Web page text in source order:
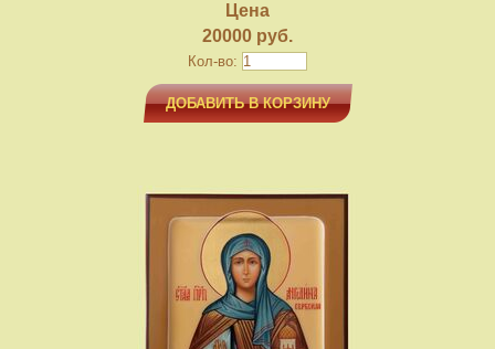
Цена
20000 руб.
Кол-во:
ДОБАВИТЬ В КОРЗИНУ